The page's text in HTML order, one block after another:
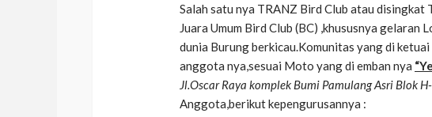
Salah satu nya TRANZ Bird Club atau
Juara Umum Bird Club (BC) ,khususnya
dunia Burung berkicau.Komunitas yang di
anggota nya,sesuai Moto yang di emban nya
Jl.Oscar Raya komplek Bumi Pamulang Asri Blok
Anggota,berikut kepengurusannya :